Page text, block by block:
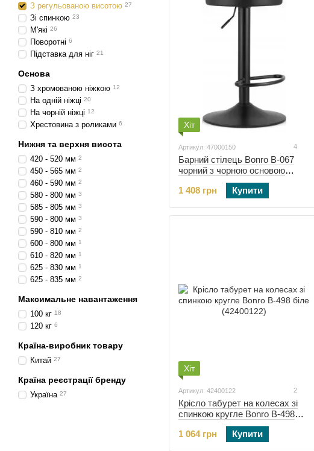
Хіт
Артикул: 47000150 4
Барний стілець Bonro B-067
чорний з чорною основою
1 408 грн
Купити
Хіт
Артикул: 42400122 2
Крісло табурет на колесах зі
спинкою кругле Bonro B-498
біле (42400122)
1 064 грн
Купити
З регульованою висотою 27
Зі спинкою 23
М'які 26
Поворотні 6
Підставка для ніг 21
Основа
З хромованою ніжкою 12
На одній ніжці 20
На чорній ніжці 12
Хрестовина з роликами 6
Нижня та верхня висота
420 - 520 мм 2
450 - 565 мм 2
460 - 590 мм 2
580 - 800 мм 3
585 - 805 мм 3
590 - 800 мм 3
590 - 810 мм 2
600 - 800 мм 1
610 - 820 мм 1
625 - 830 мм 1
625 - 835 мм 2
Максимальне навантаження
100 кг 18
120 кг 6
Країна-виробник товару
Китай 27
Країна реєстрації бренду
Україна 27